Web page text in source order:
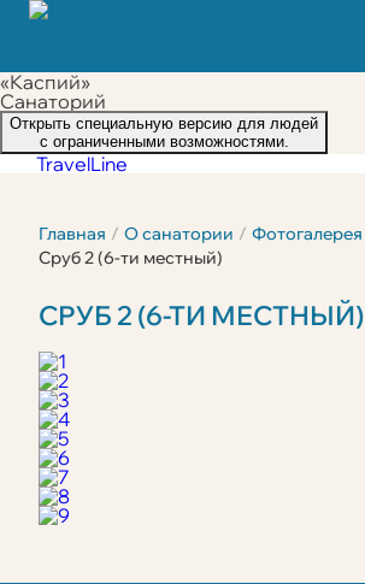
«Каспий»
Санаторий
Открыть специальную версию для людей
с ограниченными возможностями.
TravelLine
Главная О санатории
Фотогалерея
Сруб 2 (6-ти местный)
СРУБ 2 (6-ТИ МЕСТНЫЙ)